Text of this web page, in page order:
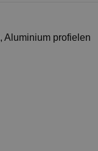
, Aluminium profielen